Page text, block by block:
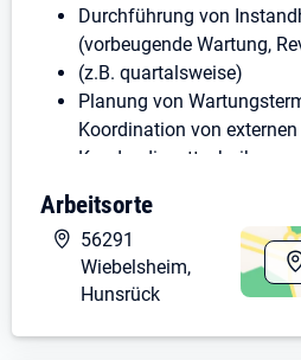
Durchführung von
(vorbeugende Wartung,
(z.B. quartalsweise)
Planung von
Koordination von externen
Kundendiensttechnikern
Störungsbeseitigung im
Koordination und
Reinigungsarbeiten in der
Eigenständige Bestellung
Arbeitsorte
56291
Wiebelsheim,
Hunsrück